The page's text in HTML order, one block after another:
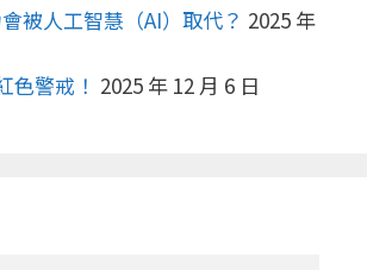
被人工智慧（AI）取代？ 2025 年
色警戒！ 2025 年 12 月 6 日